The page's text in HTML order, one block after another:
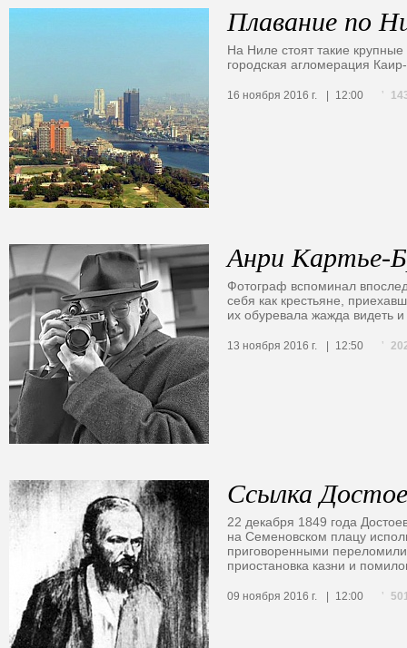
Плавание по
На Ниле стоят такие
городская агломерация
16 ноября 2016 г. 12:00
Анри Картье-
Фотограф вспоминал
себя как крестьяне,
их обуревала жажда видеть и
13 ноября 2016 г. 12:50
Ссылка
22 декабря 1849 года
на Семеновском плацу
приговоренными
приостановка казни и
09 ноября 2016 г. 12:00